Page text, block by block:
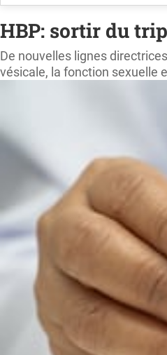
HBP: sortir du
De nouvelles lignes
vésicale, la fonction sexuelle